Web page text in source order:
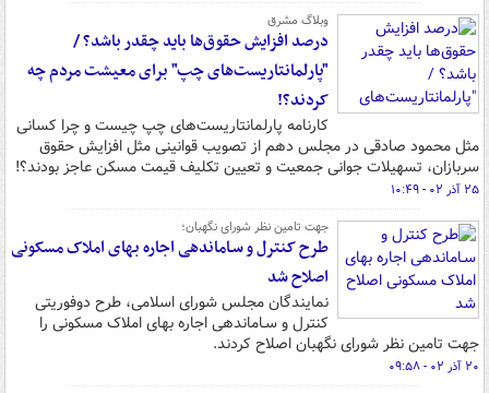
وبلاگ مشرق
درصد افزایش حقوق‌ها باید چقدر باشد؟ /
"پارلمانتاریست‌های چپ" برای معیشت مردم چه
کردند؟!
کارنامه پارلمانتاریست‌های چپ چیست و چرا کسانی
مثل محمود صادقی در مجلس دهم از تصویب قوانینی مثل افزایش حقوق
سربازان، تسهیلات جوانی جمعیت و تعیین تکلیف قیمت مسکن عاجز بودند؟!
۲۵ آذر ۰۲ - ۱۰:۴۹
جهت تامین نظر شورای نگهبان؛
طرح کنترل و سـاماندهی اجاره بهای املاک مسکونی
اصلاح شد
نمایندگان مجلس شورای اسلامی، طرح دوفوریتی
کنترل و سـاماندهی اجاره بهای املاک مسکونی را
جهت تامین نظر شورای نگهبان اصلاح کردند.
۲۰ آذر ۰۲ - ۰۹:۵۸